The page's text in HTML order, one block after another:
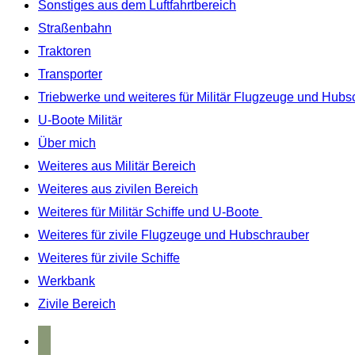
Sonstiges aus dem Luftfahrtbereich
Straßenbahn
Traktoren
Transporter
Triebwerke und weiteres für Militär Flugzeuge und
U-Boote Militär
Über mich
Weiteres aus Militär Bereich
Weiteres aus zivilen Bereich
Weiteres für Militär Schiffe und U-Boote
Weiteres für zivile Flugzeuge und Hubschrauber
Weiteres für zivile Schiffe
Werkbank
Zivile Bereich